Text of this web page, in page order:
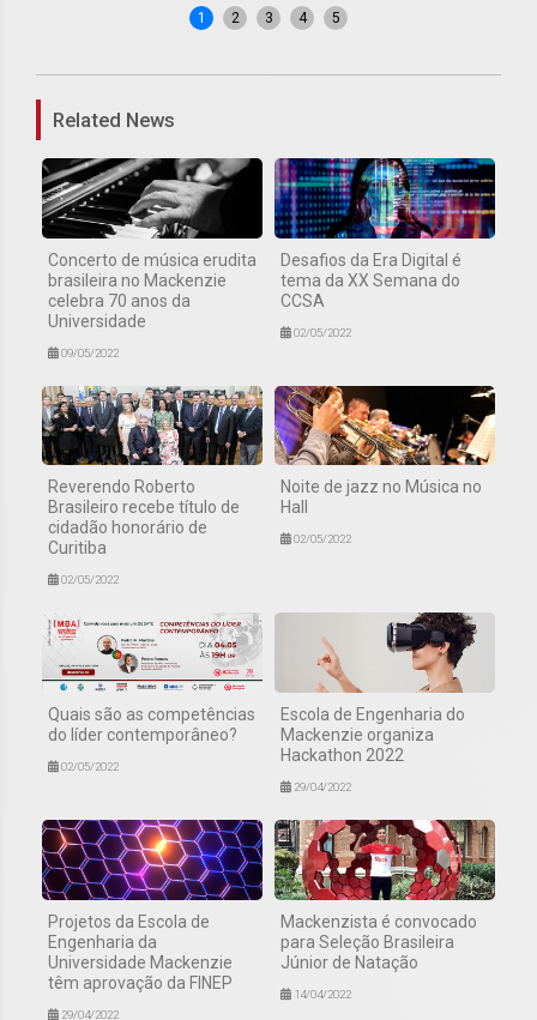
1 2 3 4 5
Related News
Concerto de música erudita
brasileira no Mackenzie
celebra 70 anos da
Universidade
09/05/2022
Desafios da Era Digital é
tema da XX Semana do
CCSA
02/05/2022
Reverendo Roberto
Brasileiro recebe título de
cidadão honorário de
Curitiba
02/05/2022
Noite de jazz no Música no
Hall
02/05/2022
Quais são as competências
do líder contemporâneo?
02/05/2022
Escola de Engenharia do
Mackenzie organiza
Hackathon 2022
29/04/2022
Projetos da Escola de
Engenharia da
Universidade Mackenzie
têm aprovação da FINEP
29/04/2022
Mackenzista é convocado
para Seleção Brasileira
Júnior de Natação
14/04/2022